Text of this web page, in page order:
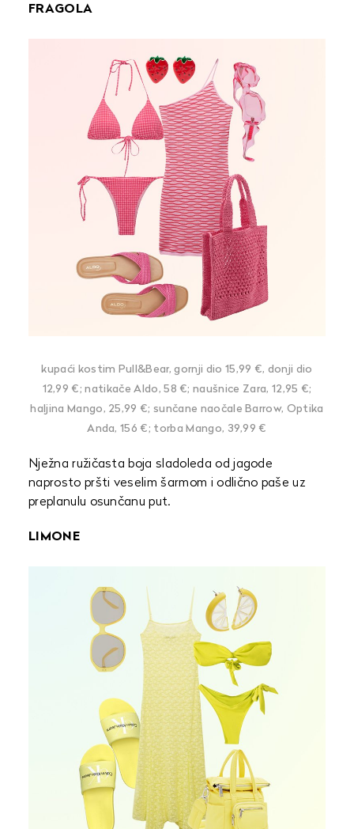
FRAGOLA
kupaći kostim Pull&Bear, gornji dio 15,99 €, donji dio
12,99 €; natikače Aldo, 58 €; naušnice Zara, 12,95 €;
haljina Mango, 25,99 €; sunčane naočale Barrow, Optika
Anda, 156 €; torba Mango, 39,99 €
Nježna ružičasta boja sladoleda od jagode
naprosto pršti veselim šarmom i odlično paše uz
preplanulu osunčanu put.
LIMONE